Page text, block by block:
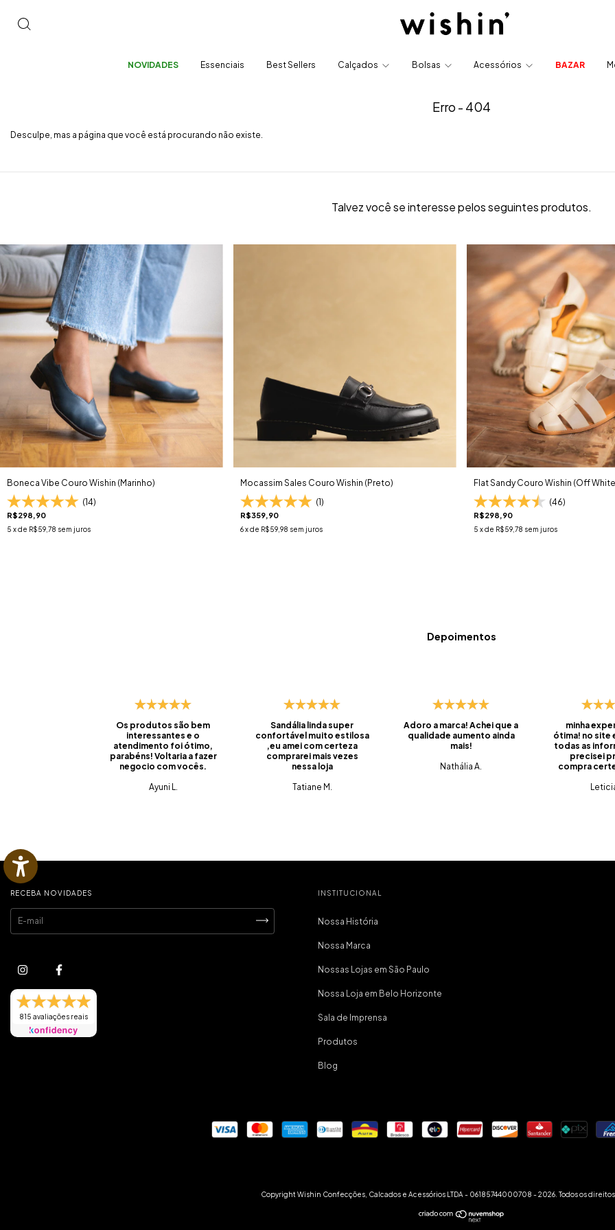
NOVIDADES Essenciais Best Sellers Calçados Bolsas Acessórios BAZAR
Erro - 404
Desculpe, mas a página que você está procurando não existe.
Talvez você se interesse pelos seguintes produtos.
Boneca Vibe Couro Wishin (Marinho)
(14)
R$298,90
5 x de R$59,78 sem juros
Mocassim Sales Couro Wishin (Preto)
(1)
R$359,90
6x de R$59,98 sem juros
Flat Sandy Couro Wishin (Off
(46)
R$298,90
5 x de R$59,78 sem juros
Depoimentos
Os produtos são bem
interessantes e o
atendimento foi ótimo,
parabéns! Voltaria a fazer
negocio com vocês.
Ayuni L.
Sandália linda super
confortável muito estilosa
,eu amei com certeza
comprarei mais vezes
nessa loja
Tatiane M.
Adoro a marca! Achei que a
qualidade aumento ainda
mais!
Nathália A.
minha
ótima! no site
todas as
precisei
compra
do prazo,
tudo muito
compra e
RECEBA NOVIDADES
815 avaliações reais
INSTITUCIONAL
Nossa História
Nossa Marca
Nossas Lojas em São Paulo
Nossa Loja em Belo Horizonte
Sala de Imprensa
Produtos
Blog
Copyright Wishin Confecções, Calcados e Acessórios LTDA - 06185744000708 - 2026. Todos os